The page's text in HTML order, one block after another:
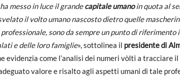
messo in luce il grandecapitale umanoin quota al
il volto umano nascosto dietro quelle
sono da sempre un punto di
edelle loro famiglie», sottolinea il presidente di
evidenzia come l’analisi dei numeri vòlti a tracciare
valore e risalto agli aspetti umani di tale